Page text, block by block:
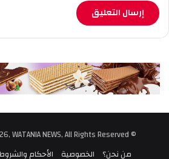
© Copyright 2009 - 2026, WATANIA NEWS, All Rights Reserved
من نحن؟
الخصوصية الأحكام